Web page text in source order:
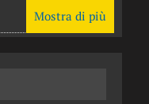
Mostra di più